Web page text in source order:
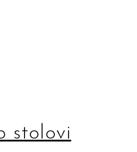
stolovi